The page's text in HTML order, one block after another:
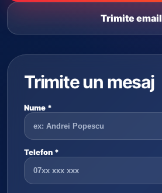
Trimite email
Trimite un mesaj
Nume *
Telefon *